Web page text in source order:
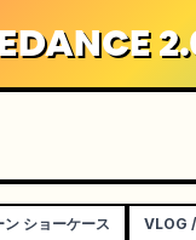
ショーケース VLOG